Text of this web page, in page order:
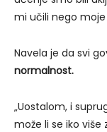
mi učili nego moje
Navela je da svi
normalnost.
„Uostalom, i
može li se iko više